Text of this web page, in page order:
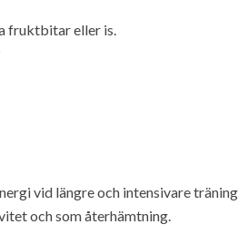
fruktbitar eller is.
vid längre och intensivare
och som återhämtning.